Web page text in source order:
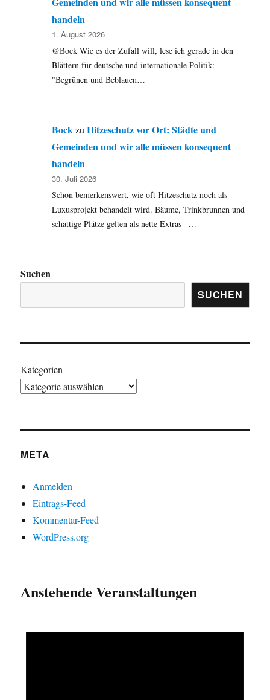
handeln
1. August 2026
@Bock Wie es der Zufall will, lese ich gerade in den
Blättern für deutsche und internationale Politik:
"Begrünen und Beblauen…
Bock zuHitzeschutz vor Ort: Städte und
Gemeinden und wir alle müssen konsequent
handeln
30. Juli 2026
Schon bemerkenswert, wie oft Hitzeschutz noch als
Luxusprojekt behandelt wird. Bäume, Trinkbrunnen und
schattige Plätze gelten als nette Extras –…
Suchen
SUCHEN
Kategorien
META
Anmelden
Eintrags-Feed
Kommentar-Feed
WordPress.org
Anstehende Veranstaltungen